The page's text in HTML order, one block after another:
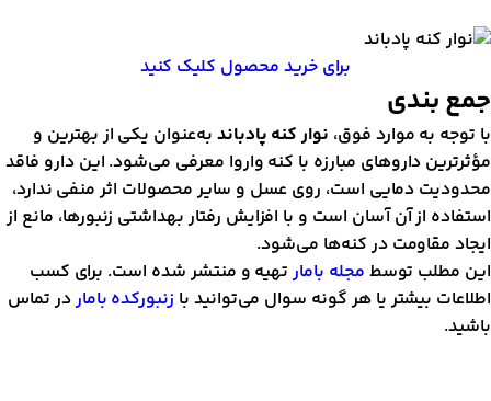
برای خرید محصول کلیک کنید
بندی
توجه به موارد فوق، نوار کنه پادباندبه‌عنوان یکی از بهترین و
داروهای مبارزه با کنه واروا معرفی می‌شود. این دارو فاقد
دمایی است، روی عسل و سایر محصولات اثر منفی ندارد،
از آن آسان است و با افزایش رفتار بهداشتی زنبورها، مانع از
مقاومت در کنه‌ها می‌شود.
مطلب توسط مجله بامارتهیه و منتشر شده است. برای کسب
بیشتر یا هر گونه سوال می‌توانید با زنبورکده باماردر تماس